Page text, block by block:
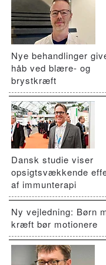
Nye behandlinger
håb ved blære- og
brystkræft
Dansk studie viser
opsigtsvækkende
af immunterapi
Ny vejledning: Børn
kræft bør motionere